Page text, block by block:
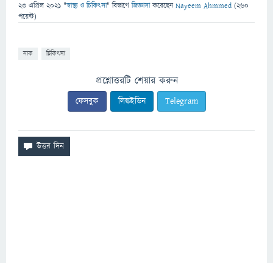
23 এপ্রিল 2021 "স্বাস্থ্য ও চিকিৎসা" বিভাগে জিজ্ঞাসাকরেছেনNayeem Ahmmed (260
পয়েন্ট)
নাক চিকিৎসা
প্রশ্নোত্তরটি শেয়ার করুন
ফেসবুক লিঙ্কইডিন Telegram